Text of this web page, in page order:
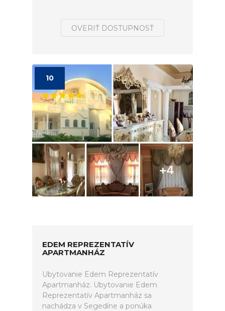
OVERIŤ DOSTUPNOSŤ
10
EDEM REPREZENTATÍV
APARTMANHÁZ
Ubytovanie Edem Reprezentatív
Apartmanház. Ubytovanie Edem
Reprezentatív Apartmanház sa
nachádza v Segedíne a ponúka